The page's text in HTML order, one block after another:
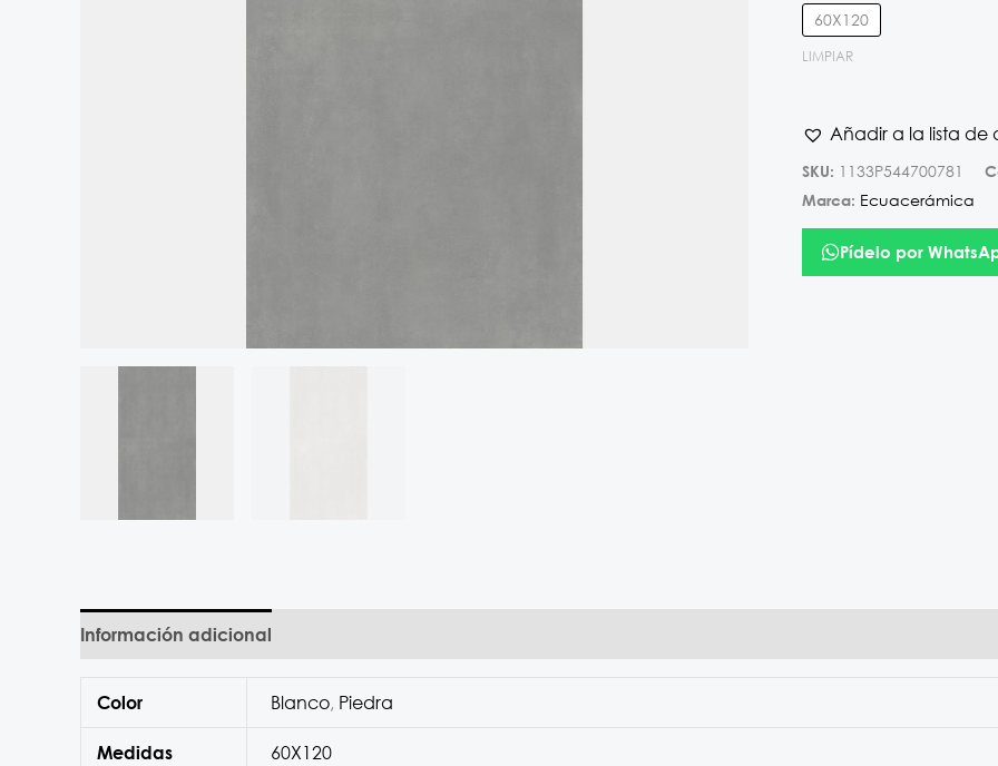
60X120
LIMPIAR
Añadir a la lista de
SKU: 1133P544700781
Marca: Ecuacerámica
Pídelo por
Información adicional
Color Blanco, Piedra
Medidas 60X120